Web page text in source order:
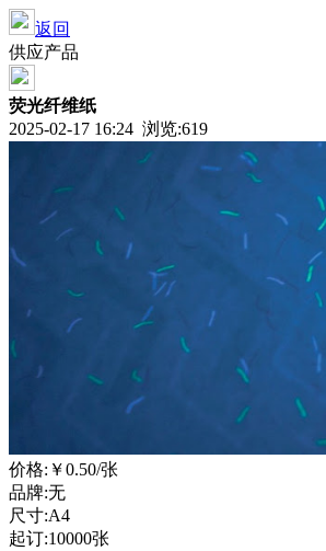
返回
供应产品
荧光纤维纸
2025-02-17 16:24 浏览:619
价格: ￥0.50/张
品牌:无
尺寸:A4
起订:10000张